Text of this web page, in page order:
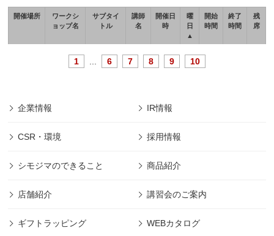
開催場所
ワークシ
ョップ名
サブタイ
トル
講師
名
開催日
時
曜
日
▲
開始
時間
終了
時間
残
席
1 6 7 8 9 10
企業情報 IR情報
CSR・環境 採用情報
シモジマのできること 商品紹介
店舗紹介 講習会のご案内
ギフトラッピング WEBカタログ